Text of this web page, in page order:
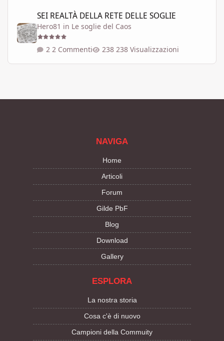
SEI REALTÀ DELLA RETE DELLE SOGLIE
Hero81 in Le soglie del Caos
2 Commenti 238 Visualizzazioni
NAVIGA
Home
Articoli
Forum
Gilde PbF
Blog
Download
Gallery
ESPLORA
La nostra storia
Cosa c'è di nuovo
Campioni della Commuity